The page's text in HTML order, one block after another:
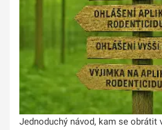
Jednoduchý návod, kam se obrátit